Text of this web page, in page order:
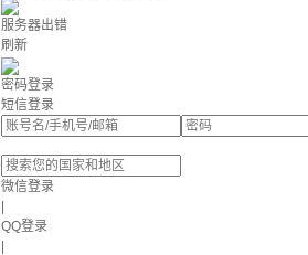
服务器出错
刷新
密码登录
短信登录
微信登录
QQ登录